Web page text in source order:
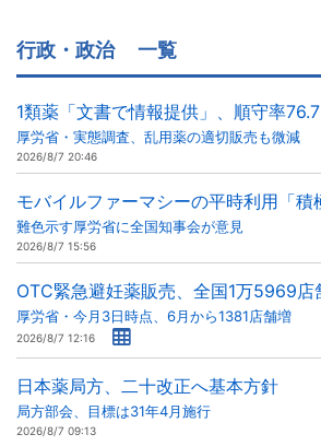
行政・政治 一覧
1類薬「文書で情報提供」、順守率
厚労省・実態調査、乱用薬の適切販売も微減
2026/8/7 20:46
モバイルファーマシーの平時利用「積
難色示す厚労省に全国知事会が意見
2026/8/7 15:56
OTC緊急避妊薬販売、全国1万5969店
厚労省・今月3日時点、6月から1381店舗増
2026/8/7 12:16
日本薬局方、二十改正へ基本方針
局方部会、目標は31年4月施行
2026/8/7 09:13